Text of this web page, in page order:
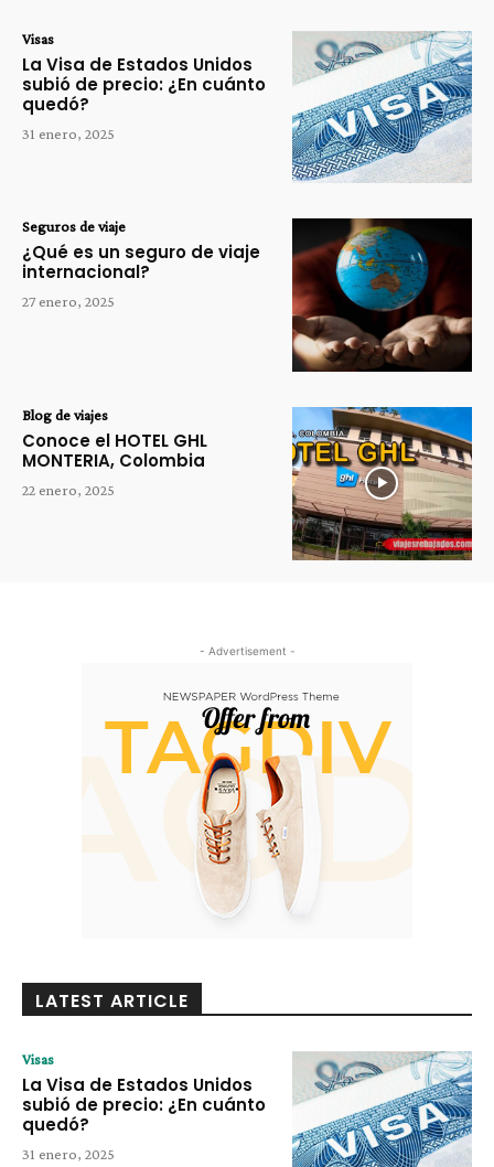
Visas
La Visa de Estados Unidos
subió de precio: ¿En cuánto
quedó?
31 enero, 2025
Seguros de viaje
¿Qué es un seguro de viaje
internacional?
27 enero, 2025
Blog de viajes
Conoce el HOTEL GHL
MONTERIA, Colombia
22 enero, 2025
- Advertisement -
LATEST ARTICLE
Visas
La Visa de Estados Unidos
subió de precio: ¿En cuánto
quedó?
31 enero, 2025